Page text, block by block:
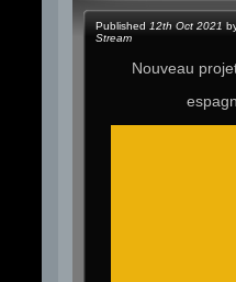
Published 12th Oct 2021
Stream
Nouveau